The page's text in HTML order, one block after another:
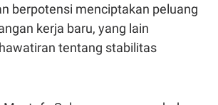
berpotensi menciptakan peluang
kerja baru, yang lain
tentang stabilitas